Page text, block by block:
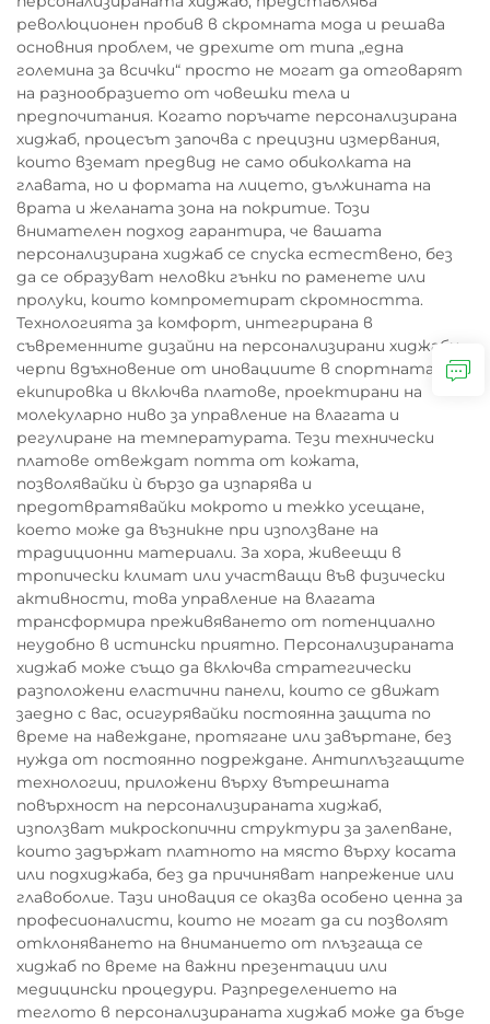
революционен пробив в скромната мода и решава
основния проблем, че дрехите от типа „една
големина за всички“ просто не могат да отговарят
на разнообразието от човешки тела и
предпочитания. Когато поръчате персонализирана
хиджаб, процесът започва с прецизни измервания,
които вземат предвид не само обиколката на
главата, но и формата на лицето, дължината на
врата и желаната зона на покритие. Този
внимателен подход гарантира, че вашата
персонализирана хиджаб се спуска естествено, без
да се образуват неловки гънки по раменете или
пролуки, които компрометират скромността.
Технологията за комфорт, интегрирана в
съвременните дизайни на персонализирани хиджаби,
черпи вдъхновение от иновациите в спортната
екипировка и включва платове, проектирани на
молекуларно ниво за управление на влагата и
регулиране на температурата. Тези технически
платове отвеждат потта от кожата,
позволявайки ѝ бързо да изпарява и
предотвратявайки мокрото и тежко усещане,
което може да възникне при използване на
традиционни материали. За хора, живеещи в
тропически климат или участващи във физически
активности, това управление на влагата
трансформира преживяването от потенциално
неудобно в истински приятно. Персонализираната
хиджаб може също да включва стратегически
разположени еластични панели, които се движат
заедно с вас, осигурявайки постоянна защита по
време на навеждане, протягане или завъртане, без
нужда от постоянно подреждане. Антиплъзгащите
технологии, приложени върху вътрешната
повърхност на персонализираната хиджаб,
използват микроскопични структури за залепване,
които задържат платното на място върху косата
или подхиджаба, без да причиняват напрежение или
главоболие. Тази иновация се оказва особено ценна за
професионалисти, които не могат да си позволят
отклоняването на вниманието от плъзгаща се
хиджаб по време на важни презентации или
медицински процедури. Разпределението на
теглото в персонализираната хиджаб може да бъде